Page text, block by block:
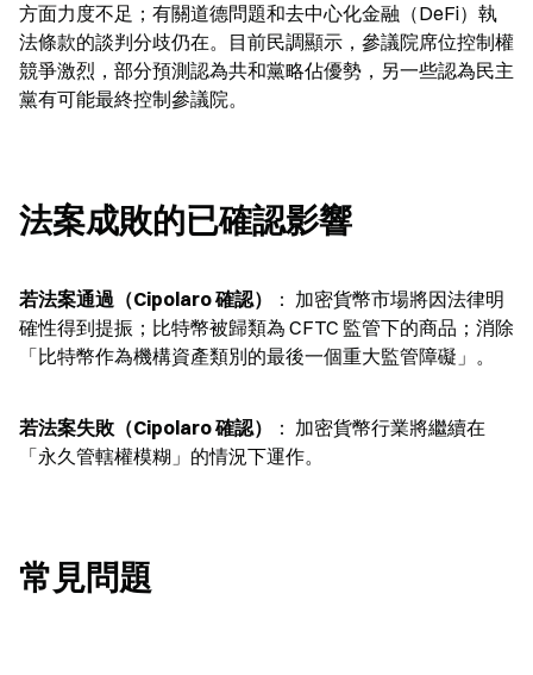
方面力度不足；有關道德問題和去中心化金融（DeFi）執
法條款的談判分歧仍在。目前民調顯示，參議院席位控制權
競爭激烈，部分預測認為共和黨略佔優勢，另一些認為民主
黨有可能最終控制參議院。
法案成敗的已確認影響
若法案通過（Cipolaro 確認）
： 加密貨幣市場將因法律明
確性得到提振；比特幣被歸類為 CFTC 監管下的商品；消除
「比特幣作為機構資產類別的最後一個重大監管障礙」。
若法案失敗（Cipolaro 確認）
： 加密貨幣行業將繼續在
「永久管轄權模糊」的情況下運作。
常見問題